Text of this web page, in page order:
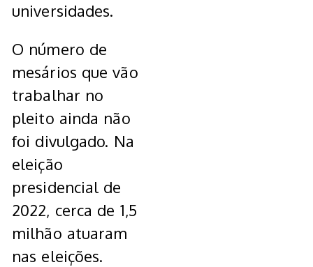
universidades.
O número de
mesários que vão
trabalhar no
pleito ainda não
foi divulgado. Na
eleição
presidencial de
2022, cerca de 1,5
milhão atuaram
nas eleições.